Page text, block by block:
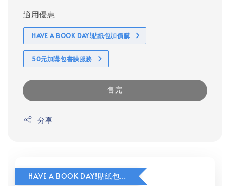
適用優惠
HAVE A BOOK DAY!貼紙包加價購
50元加購包書膜服務
售完
分享
HAVE A BOOK DAY!貼紙包加價購